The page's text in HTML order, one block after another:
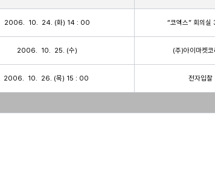
  2006.  10.  24. (화) 14 : 00
“코엑스” 회의실
  2006.  10.  25. (수)
(주)아이마켓
2006.  10.  26. (목) 15 : 00 전자입찰